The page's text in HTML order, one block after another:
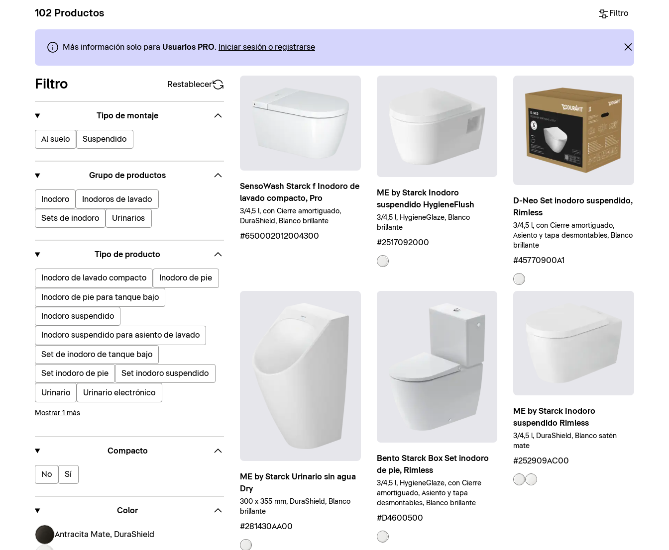
102 Productos Filtro
Más información solo para Usuarios PRO. Iniciar sesión o registrarse
Filtro Restablecer
Tipo de montaje
Al suelo Suspendido
Grupo de productos
Inodoro Inodoros de lavado
Sets de inodoro Urinarios
Tipo de producto
Inodoro de lavado compacto Inodoro de pie
Inodoro de pie para tanque bajo
Inodoro suspendido
Inodoro suspendido para asiento de lavado
Set de inodoro de tanque bajo
Set inodoro de pie Set inodoro suspendido
Urinario Urinario electrónico
Mostrar 1 más
Compacto
No Sí
Color
Antracita Mate, DuraShield
SensoWash Starck f Inodoro de
lavado compacto, Pro
3/4,5 l, con Cierre amortiguado,
DuraShield, Blanco brillante
#650002012004300
ME by Starck Inodoro
suspendido HygieneFlush
3/4,5 l, HygieneGlaze, Blanco
brillante
#2517092000
D-Neo Set inodoro suspendido,
Rimless
3/4,5 l, con Cierre amortiguado,
Asiento y tapa desmontables, Blanco
brillante
#45770900A1
ME by Starck Urinario sin agua
Dry
300 x 355 mm, DuraShield, Blanco
brillante
#281430AA00
Bento Starck Box Set inodoro
de pie, Rimless
3/4,5 l, HygieneGlaze, con Cierre
amortiguado, Asiento y tapa
desmontables, Blanco brillante
#D4600500
ME by Starck Inodoro
suspendido Rimless
3/4,5 l, DuraShield, Blanco satén
mate
#252909AC00